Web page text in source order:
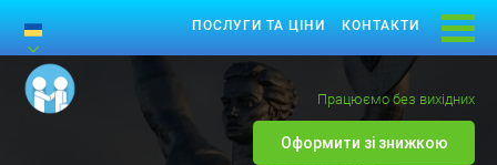
ПОСЛУГИ ТА ЦІНИ КОНТАКТИ
Працюємо без вихідних
Оформити зі знижкою